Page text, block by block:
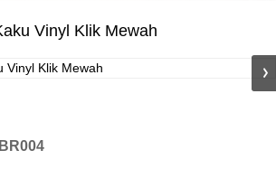
Vinyl Klik Mewah